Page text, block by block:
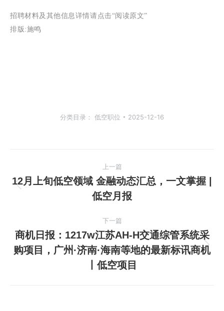
招聘材料及其他信息详情请点击“阅读原文”
排版:施鸣
分类目录： 低空职位 2025-12-16
章
航
上一篇
上
一
篇
文
章：
12月上旬低空领域 金融动态汇总，一文掌握 |
低空月报
下一篇
下
一
商机日报：1217w江苏AH-H交通综管系统采
购项目，广州·济南·海南等地的最新标讯商机
丨低空项目